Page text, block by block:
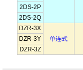
2DS-2P
2DS-2Q
DZR-3X
单连式
DZR-3Y
DZR-3Z